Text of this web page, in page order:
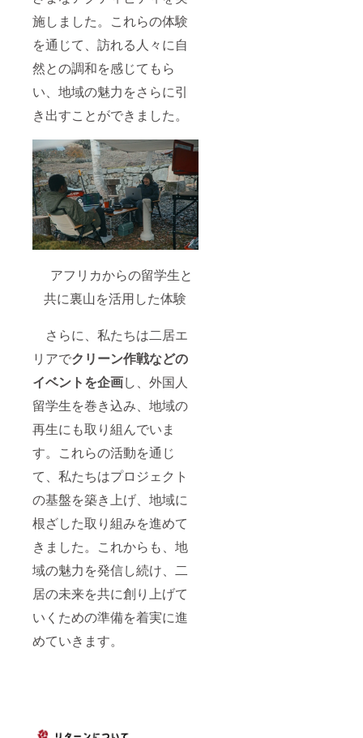
施しました。これらの体験
を通じて、訪れる人々に自
然との調和を感じてもら
い、地域の魅力をさらに引
き出すことができました。
アフリカからの留学生と
共に裏山を活用した体験
さらに、私たちは二居エ
リアでクリーン作戦などの
イベントを企画し、外国人
留学生を巻き込み、地域の
再生にも取り組んでいま
す。これらの活動を通じ
て、私たちはプロジェクト
の基盤を築き上げ、地域に
根ざした取り組みを進めて
きました。これからも、地
域の魅力を発信し続け、二
居の未来を共に創り上げて
いくための準備を着実に進
めていきます。